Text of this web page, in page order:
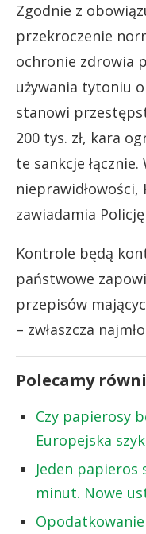
Zgodnie z
przekroczenie
ochronie zdrowia
używania tytoniu
stanowi
200 tys. zł, kara
te sankcje
nieprawidłowości,
zawiadamia
Kontrole będą
państwowe
przepisów
– zwłaszcza
Polecamy
Czy papierosy
Europejska
Jeden papieros
minut. Nowe